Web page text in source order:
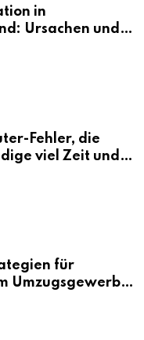
in
Ursachen und
Fehler, die
viel Zeit und
für
Umzugsgewerbe